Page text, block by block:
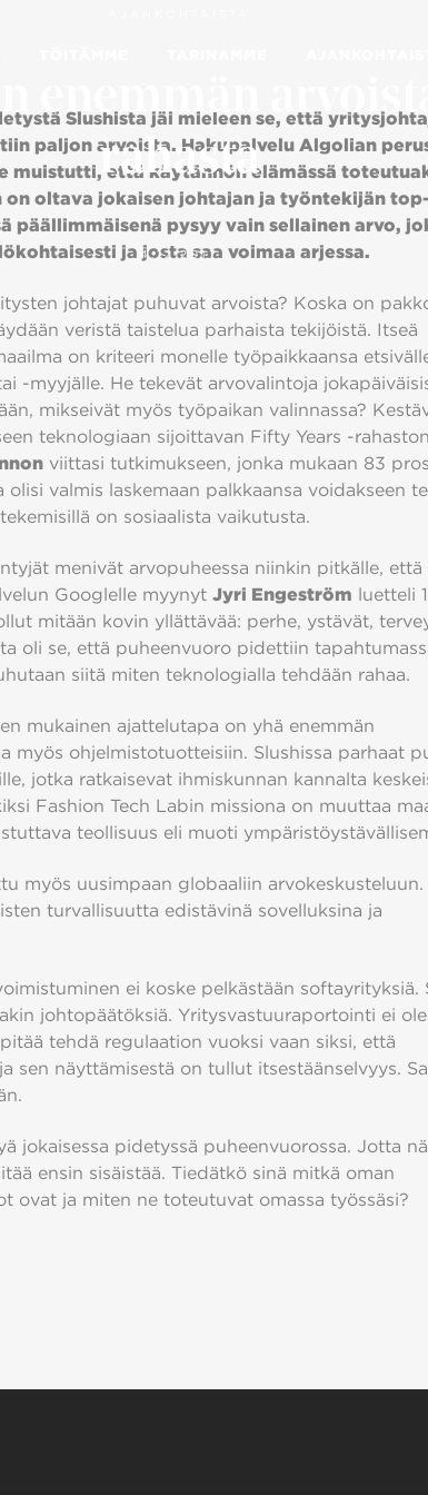
enemmän
rahasta
4.12.2017
Slushista jäi mieleen se, että
paljon arvoista. Hakupalvelu Algolian
muistutti, että käytännön elämässä
on oltava jokaisen johtajan ja työntekijän
päällimmäisenä pysyy vain sellainen arvo,
ja josta saa voimaa arjessa.
johtajat puhuvat arvoista? Koska on
veristä taistelua parhaista tekijöistä. Itseä
on kriteeri monelle työpaikkaansa
-myyjälle. He tekevät arvovalintoja
mikseivät myös työpaikan valinnassa?
teknologiaan sijoittavan Fifty Years -rahaston
viittasi tutkimukseen, jonka mukaan 83
olisi valmis laskemaan palkkaansa voidakseen
on sosiaalista vaikutusta.
menivät arvopuheessa niinkin pitkälle,
Googlelle myynyt Jyri Engeström luetteli
mitään kovin yllättävää: perhe, ystävät,
oli se, että puheenvuoro pidettiin
siitä miten teknologialla tehdään rahaa.
mukainen ajattelutapa on yhä enemmän
myös ohjelmistotuotteisiin. Slushissa parhaat
jotka ratkaisevat ihmiskunnan kannalta
Fashion Tech Labin missiona on muuttaa
teollisuus eli muoti
myös uusimpaan globaaliin
turvallisuutta edistävinä sovelluksina ja
ei koske pelkästään softayrityksiä.
johtopäätöksiä. Yritysvastuuraportointi ei ole
tehdä regulaation vuoksi vaan siksi, että
sen näyttämisestä on tullut itsestäänselvyys.
jokaisessa pidetyssä puheenvuorossa. Jotta
ensin sisäistää. Tiedätkö sinä mitkä oman
ovat ja miten ne toteutuvat omassa työssäsi?